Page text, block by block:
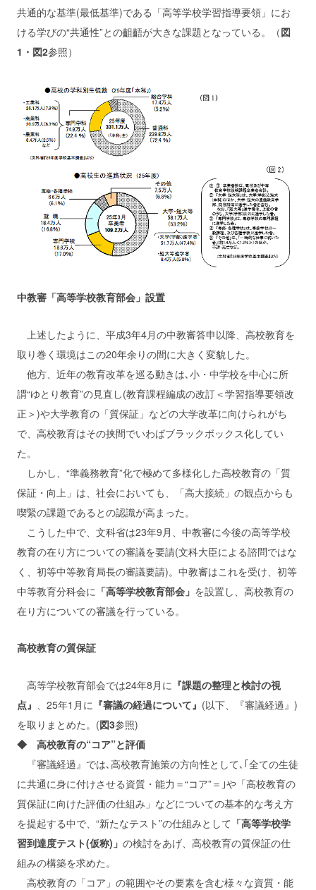
共通的な基準(最低基準)である「高等学校学習指導要領」にお
ける学びの“共通性”との齟齬が大きな課題となっている。（図
1・図2参照）
中教審「高等学校教育部会」設置
上述したように、平成3年4月の中教審答申以降、高校教育を
取り巻く環境はこの20年余りの間に大きく変貌した。
他方、近年の教育改革を巡る動きは､小・中学校を中心に所
謂“ゆとり教育”の見直し(教育課程編成の改訂＜学習指導要領改
正＞)や大学教育の「質保証」などの大学改革に向けられがち
で、高校教育はその挟間でいわばブラックボックス化してい
た。
しかし、“準義務教育”化で極めて多様化した高校教育の「質
保証・向上」は、社会においても、「高大接続」の観点からも
喫緊の課題であるとの認識が高まった。
こうした中で、文科省は23年9月、中教審に今後の高等学校
教育の在り方についての審議を要請(文科大臣による諮問ではな
く、初等中等教育局長の審議要請)。中教審はこれを受け、初等
中等教育分科会に 「高等学校教育部会」 を設置し、高校教育の
在り方についての審議を行っている。
高校教育の質保証
高等学校教育部会では24年8月に 『課題の整理と検討の視
点』
、25年1月に 『審議の経過について』 (以下、『審議経過』)
を取りまとめた。(図3参照)
◆ 高校教育の“コア”と評価
『審議経過』では､高校教育施策の方向性として､｢全ての生徒
に共通に身に付けさせる資質・能力＝“コア”＝｣や「高校教育の
質保証に向けた評価の仕組み」などについての基本的な考え方
を提起する中で、“新たなテスト”の仕組みとして 「高等学校学
習到達度テスト(仮称)」 の検討をあげ、高校教育の質保証の仕
組みの構築を求めた。
高校教育の「コア」の範囲やその要素を含む様々な資質・能